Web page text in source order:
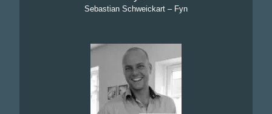
Sebastian Schweickart – Fyn